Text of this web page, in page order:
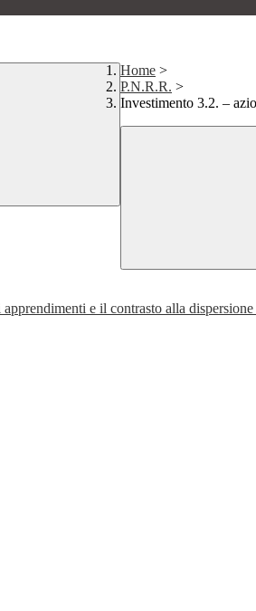
Home >
P.N.R.R. >
Investimento 3.2. –
e il contrasto alla dispersione